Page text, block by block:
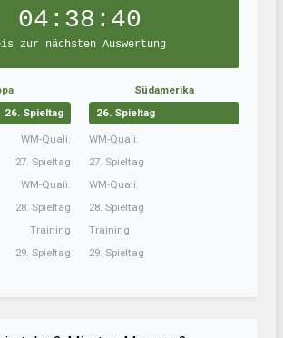
04:38:40
zur nächsten Auswertung
26. Spieltag
WM-Quali.
27. Spieltag
WM-Quali.
28. Spieltag
Training
29. Spieltag
Südamerika
26. Spieltag
WM-Quali.
27. Spieltag
WM-Quali.
28. Spieltag
Training
29. Spieltag